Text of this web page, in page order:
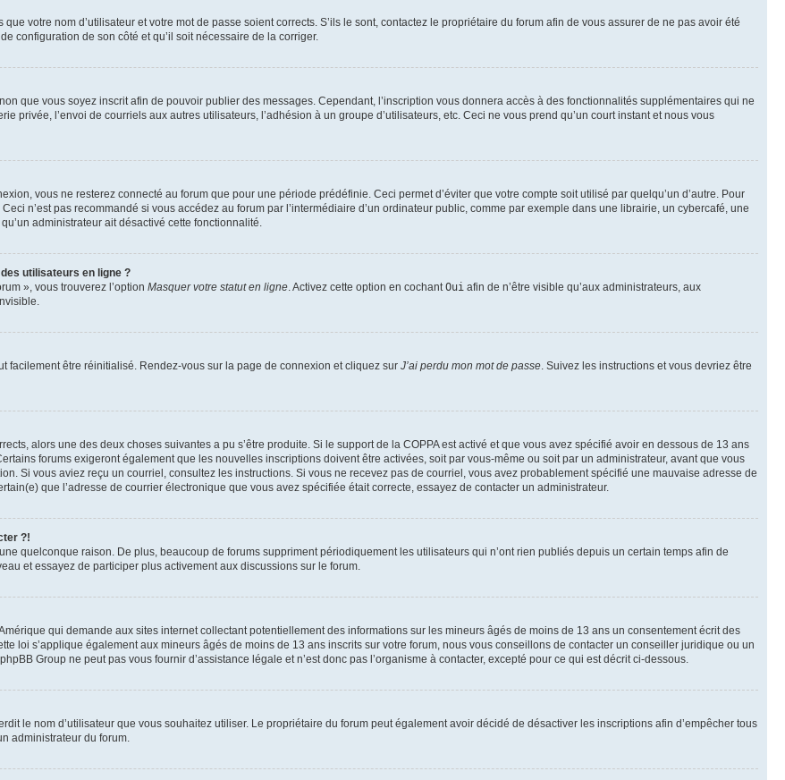
votre nom d’utilisateur et votre mot de passe soient corrects. S’ils le sont, contactez le propriétaire du forum afin de vous assurer de ne pas avoir été
configuration de son côté et qu’il soit nécessaire de la corriger.
que vous soyez inscrit afin de pouvoir publier des messages. Cependant, l’inscription vous donnera accès à des fonctionnalités supplémentaires qui ne
privée, l’envoi de courriels aux autres utilisateurs, l’adhésion à un groupe d’utilisateurs, etc. Ceci ne vous prend qu’un court instant et nous vous
vous ne resterez connecté au forum que pour une période prédéfinie. Ceci permet d’éviter que votre compte soit utilisé par quelqu’un d’autre. Pour
n’est pas recommandé si vous accédez au forum par l’intermédiaire d’un ordinateur public, comme par exemple dans une librairie, un cybercafé, une
administrateur ait désactivé cette fonctionnalité.
utilisateurs en ligne ?
», vous trouverez l’option Masquer votre statut en ligne . Activez cette option en cochant Oui afin de n’être visible qu’aux administrateurs, aux
facilement être réinitialisé. Rendez-vous sur la page de connexion et cliquez sur J’ai perdu mon mot de passe . Suivez les instructions et vous devriez être
alors une des deux choses suivantes a pu s’être produite. Si le support de la COPPA est activé et que vous avez spécifié avoir en dessous de 13 ans
forums exigeront également que les nouvelles inscriptions doivent être activées, soit par vous-même ou soit par un administrateur, avant que vous
Si vous aviez reçu un courriel, consultez les instructions. Si vous ne recevez pas de courriel, vous avez probablement spécifié une mauvaise adresse de
que l’adresse de courrier électronique que vous avez spécifiée était correcte, essayez de contacter un administrateur.
?!
quelconque raison. De plus, beaucoup de forums suppriment périodiquement les utilisateurs qui n’ont rien publiés depuis un certain temps afin de
et essayez de participer plus activement aux discussions sur le forum.
qui demande aux sites internet collectant potentiellement des informations sur les mineurs âgés de moins de 13 ans un consentement écrit des
loi s’applique également aux mineurs âgés de moins de 13 ans inscrits sur votre forum, nous vous conseillons de contacter un conseiller juridique ou un
Group ne peut pas vous fournir d’assistance légale et n’est donc pas l’organisme à contacter, excepté pour ce qui est décrit ci-dessous.
le nom d’utilisateur que vous souhaitez utiliser. Le propriétaire du forum peut également avoir décidé de désactiver les inscriptions afin d’empêcher tous
administrateur du forum.